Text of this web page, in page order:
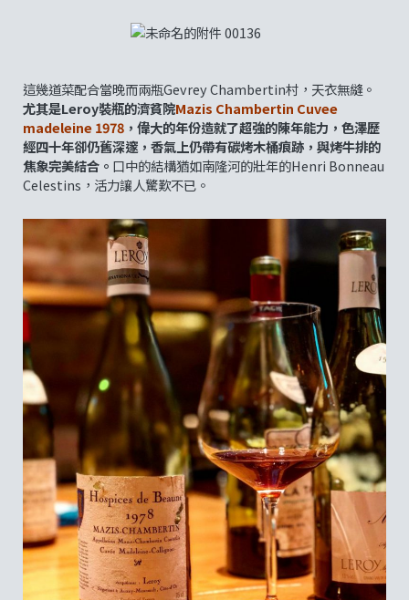
這幾道菜配合當晚而兩瓶Gevrey Chambertin村，天衣無縫。
尤其是Leroy裝瓶的濟貧院Mazis Chambertin Cuvee
madeleine 1978 ，偉大的年份造就了超強的陳年能力，色澤歷
經四十年卻仍舊深邃，香氣上仍帶有碳烤木桶痕跡，與烤牛排的
焦象完美結合。 口中的結構猶如南隆河的壯年的Henri Bonneau
Celestins，活力讓人驚歎不已。